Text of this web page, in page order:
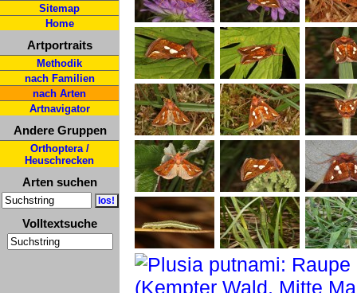
Sitemap
Home
Artportraits
Methodik
nach Familien
nach Arten
Artnavigator
Andere Gruppen
Orthoptera /
Heuschrecken
Arten suchen
Volltextsuche